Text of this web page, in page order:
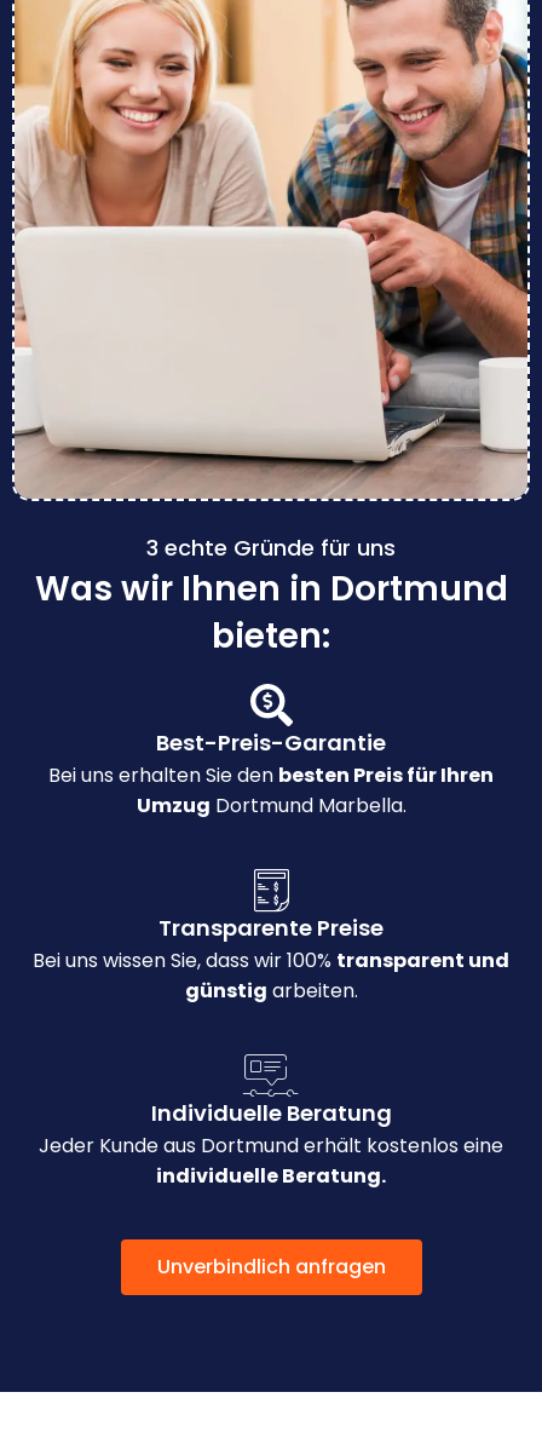
3 echte Gründe für uns
Was wir Ihnen in Dortmund
bieten:
Best-Preis-Garantie
Bei uns erhalten Sie den besten Preis für Ihren
Umzug Dortmund Marbella.
Transparente Preise
Bei uns wissen Sie, dass wir 100% transparent und
günstig arbeiten.
Individuelle Beratung
Jeder Kunde aus Dortmund erhält kostenlos eine
individuelle Beratung.
Unverbindlich anfragen